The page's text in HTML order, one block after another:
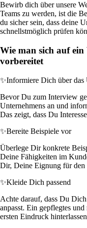
Bewirb dich über unsere
Teams zu werden, ist die
du sicher sein, dass deine
schnellstmöglich prüfen
Wie man sich auf
vorbereitet
✨Informiere Dich über das
Bevor Du zum Interview
Unternehmens an und
Das zeigt, dass Du
✨Bereite Beispiele vor
Überlege Dir konkrete
Deine Fähigkeiten im
Dir, Deine Eignung für
✨Kleide Dich passend
Achte darauf, dass Du
anpasst. Ein gepflegtes
ersten Eindruck